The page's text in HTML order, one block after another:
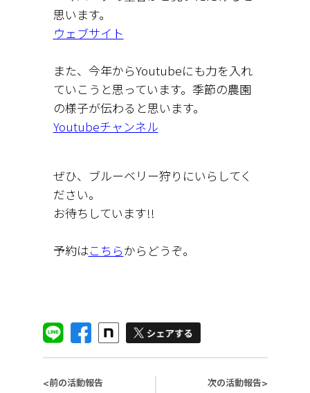
思います。
ウェブサイト
また、今年からYoutubeにも力を入れ
ていこうと思っています。季節の農園
の様子が伝わると思います。
Youtubeチャンネル
ぜひ、ブルーベリー狩りにいらしてく
ださい。
お待ちしています!!
予約はこちらからどうぞ。
<前の活動報告 次の活動報告>